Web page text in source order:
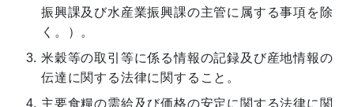
振興課及び水産業振興課の主管に属する事項を除
く。）。
米穀等の取引等に係る情報の記録及び産地情報の
伝達に関する法律に関すること。
主要食糧の需給及び価格の安定に関する法律に関